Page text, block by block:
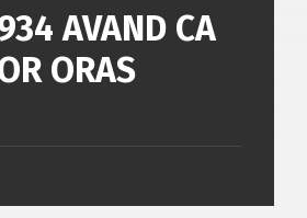
AVAND CA
ORAS